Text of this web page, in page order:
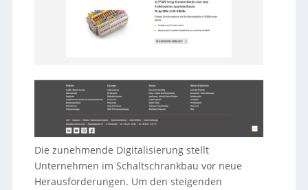
Die zunehmende Digitalisierung stellt
Unternehmen im Schaltschrankbau vor neue
Herausforderungen. Um den steigenden